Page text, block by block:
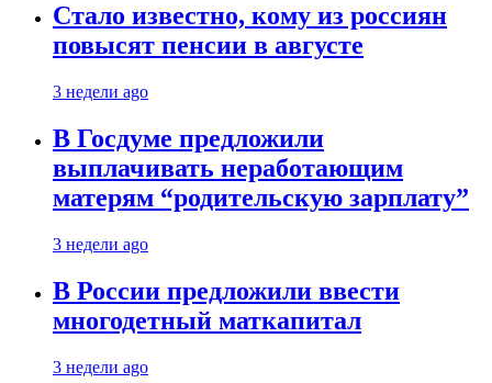
Стало известно, кому из россиян
повысят пенсии в августе
3 недели ago
В Госдуме предложили
выплачивать неработающим
матерям “родительскую зарплату”
3 недели ago
В России предложили ввести
многодетный маткапитал
3 недели ago